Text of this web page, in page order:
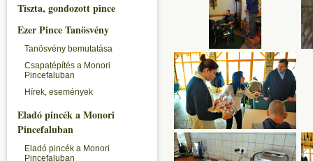
Tiszta, gondozott pince
Ezer Pince Tanösvény
Tanösvény bemutatása
Csapatépítés a Monori
Pincefaluban
Hírek, események
Eladó pincék a Monori
Pincefaluban
Eladó pincék a Monori
Pincefaluban